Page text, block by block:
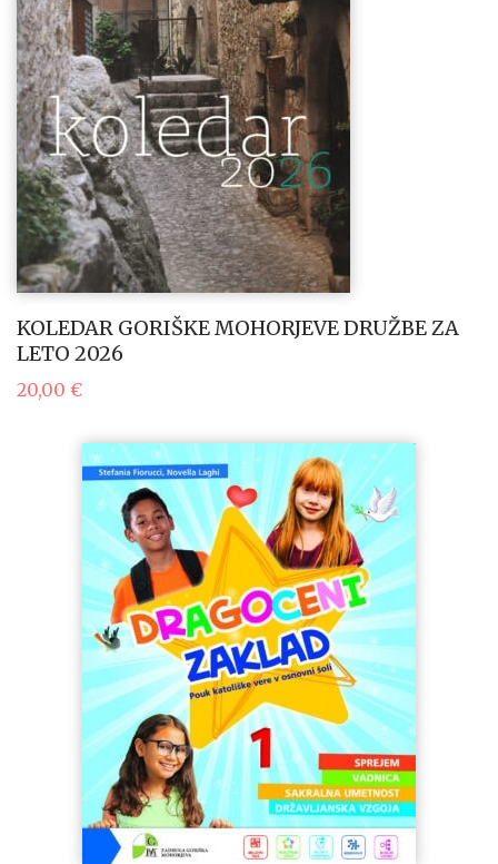
KOLEDAR GORIŠKE MOHORJEVE DRUŽBE ZA
LETO 2026
20,00 €